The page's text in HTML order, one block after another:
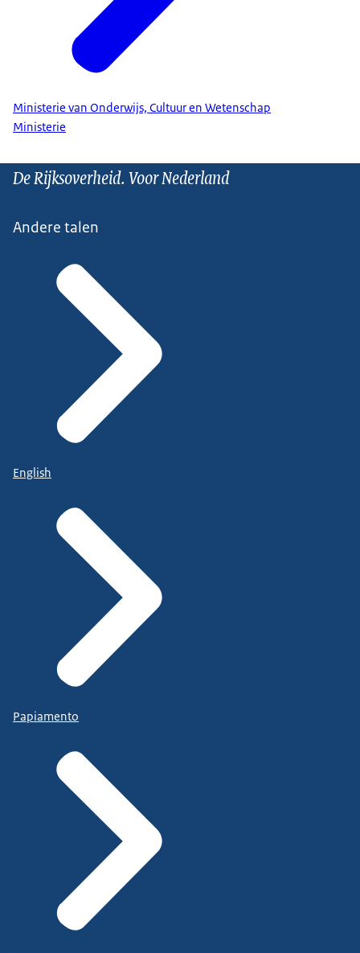
Ministerie van Onderwijs, Cultuur en Wetenschap
Ministerie
De Rijksoverheid. Voor Nederland
Andere talen
English
Papiamento